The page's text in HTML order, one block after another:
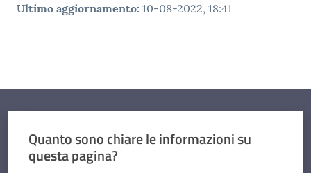
Ultimo aggiornamento: 10-08-2022, 18:41
Quanto sono chiare le informazioni su
questa pagina?